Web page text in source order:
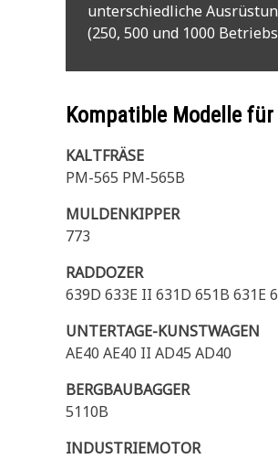
unterschiedliche
(250, 500 und 1000
Kompatible Modelle
KALTFRÄSE
PM-565 PM-565B
MULDENKIPPER
773
RADDOZER
639D 633E II 631D 651B 631E
UNTERTAGE-KUNSTWAGEN
AE40 AE40 II AD45 AD40
BERGBAUBAGGER
5110B
INDUSTRIEMOTOR